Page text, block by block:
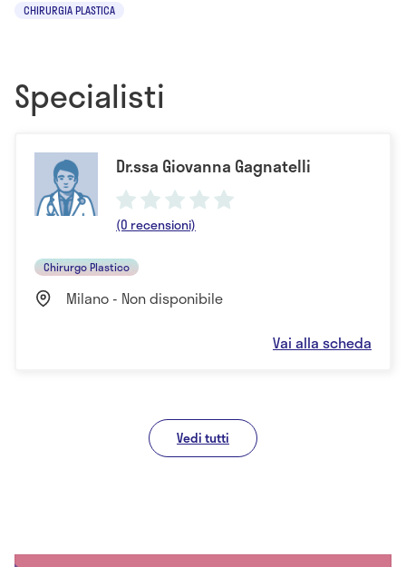
CHIRURGIA PLASTICA
Specialisti
Dr.ssa Giovanna Gagnatelli
(0 recensioni)
Chirurgo Plastico
Milano - Non disponibile
Vai alla scheda
Vedi tutti